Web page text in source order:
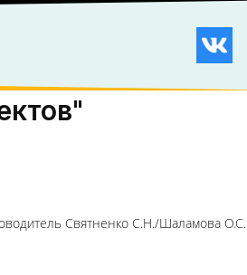
Святненко С.Н./Шаламова О.С.